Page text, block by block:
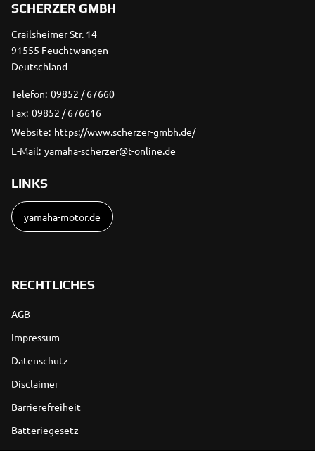
SCHERZER GMBH
Crailsheimer Str. 14
91555 Feuchtwangen
Deutschland
Telefon: 09852 / 67660
Fax: 09852 / 676616
Website: https://www.scherzer-gmbh.de/
E-Mail: yamaha-scherzer@t-online.de
LINKS
yamaha-motor.de
RECHTLICHES
AGB
Impressum
Datenschutz
Disclaimer
Barrierefreiheit
Batteriegesetz